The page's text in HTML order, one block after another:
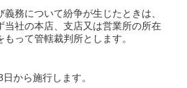
務について紛争が生じたときは、
当社の本店、支店又は営業所の所在
って管轄裁判所とします。
から施行します。